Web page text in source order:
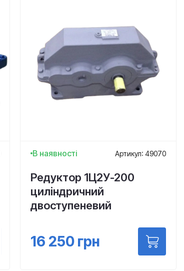
В наявності Артикул: 49070
Редуктор 1Ц2У-200
циліндричний
двоступеневий
16 250 грн